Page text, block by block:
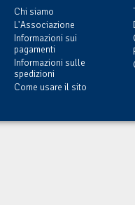
Chi siamo
L'Associazione
Informazioni sui
pagamenti
Informazioni sulle
spedizioni
Come usare il sito